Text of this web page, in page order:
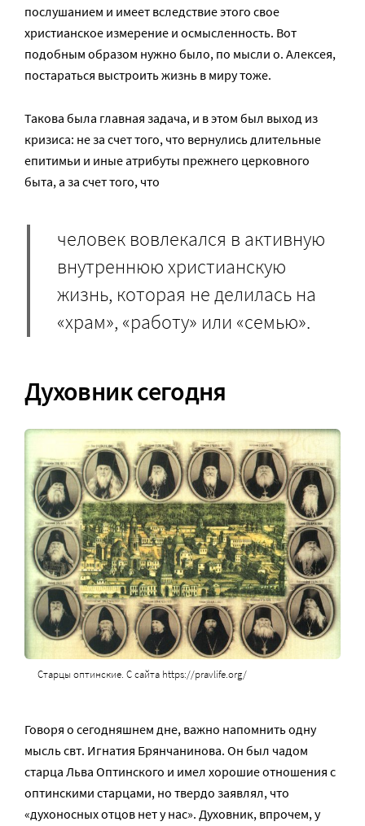
послушанием и имеет вследствие этого свое
христианское измерение и осмысленность. Вот
подобным образом нужно было, по мысли о. Алексея,
постараться выстроить жизнь в миру тоже.
Такова была главная задача, и в этом был выход из
кризиса: не за счет того, что вернулись длительные
епитимьи и иные атрибуты прежнего церковного
быта, а за счет того, что
человек вовлекался в активную
внутреннюю христианскую
жизнь, которая не делилась на
«храм», «работу» или «семью».
Духовник сегодня
Старцы оптинские. С сайта https://pravlife.org/
Говоря о сегодняшнем дне, важно напомнить одну
мысль свт. Игнатия Брянчанинова. Он был чадом
старца Льва Оптинского и имел хорошие отношения с
оптинскими старцами, но твердо заявлял, что
«духоносных отцов нет у нас». Духовник, впрочем, у